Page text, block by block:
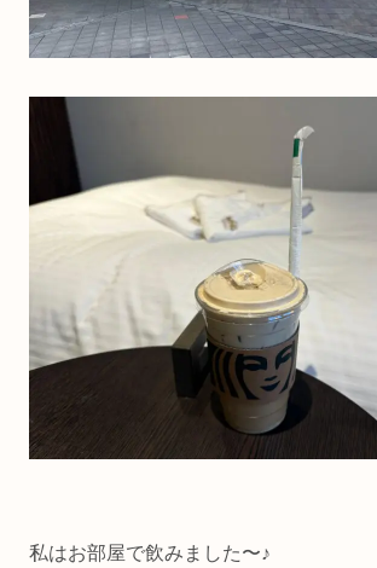
私はお部屋で飲みました〜♪